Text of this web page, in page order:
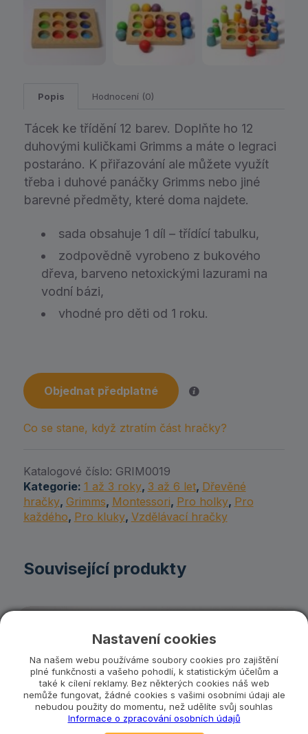
Popis Hodnocení (0)
Tácek ke třídění 12 barev. Doplňte ho 12
duhovými kuličkami Grimms a máte o legraci
postaráno. K přiřazování ale můžete využít
třeba i duhové panáčky Grimms nebo jiné
barevné předměty, které doma najdete.
sada obsahuje 1 díl – třídící tabulku,
zodpovědně vyrobeno z bukového
dřeva, barveno netoxickými lazurami na
vodní bázi,
vhodné pro děti od 1 roku.
Objednat předplatné
Co se stane, když ztratím část hračky?
Katalogové číslo: GRIM0019
Kategorie: 1 až 3 roky, 3 až 6 let, Dřevěné
hračky, Grimms, Montessori, Pro holky, Pro
každého, Pro kluky, Vzdělávací hračky
Související produkty
Nastavení cookies
Na našem webu používáme soubory cookies pro zajištění
plné funkčnosti a vašeho pohodlí, k statistickým účelům a
také k cílení reklamy. Bez některých cookies náš web
nemůže fungovat, žádné cookies s vašimi osobními údaji ale
nebudou použity do momentu, než udělíte svůj souhlas
Informace o zpracování osobních údajů